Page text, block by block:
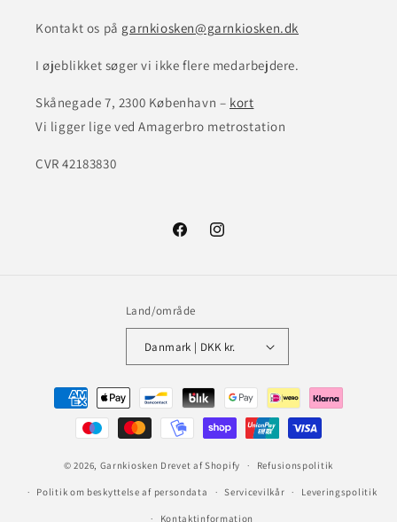
Kontakt os på garnkiosken@garnkiosken.dk
I øjeblikket søger vi ikke flere medarbejdere.
Skånegade 7, 2300 København – kort
Vi ligger lige ved Amagerbro metrostation
CVR 42183830
FacebookInstagram
Land/område
Danmark | DKK kr.
Betalingsmetoder
© 2026, Garnkiosken Drevet af Shopify Refusionspolitik
Politik om beskyttelse af persondata Servicevilkår Leveringspolitik
Kontaktinformation